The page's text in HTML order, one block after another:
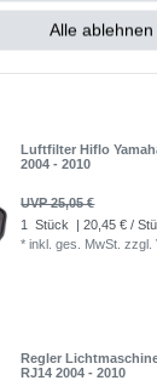
inkl. ges. MwSt.zzgl.
Luftfilter Hiflo
2004 - 2010
UVP 25,05 €
1 Stück
| 20,45 € /
*inkl. ges. MwSt. zzgl.
Regler
RJ14 2004 - 2010
Alle ablehnen